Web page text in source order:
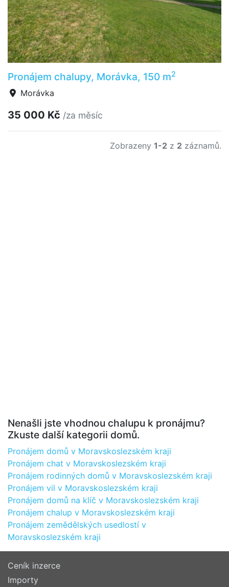
Pronájem chalupy, Morávka, 150 m2
Morávka
35 000 Kč /za měsíc
Zobrazeny 1-2 z 2 záznamů.
Nenašli jste vhodnou chalupu k pronájmu?
Zkuste další kategorii domů.
Pronájem domů v Moravskoslezském kraji
Pronájem chat v Moravskoslezském kraji
Pronájem rodinných domů v Moravskoslezském kraji
Pronájem vil v Moravskoslezském kraji
Pronájem domů na klíč v Moravskoslezském kraji
Pronájem chalup v Moravskoslezském kraji
Pronájem zemědělských usedlostí v
Moravskoslezském kraji
Ceník inzerce
Importy